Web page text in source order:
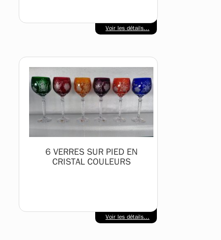
Voir les détails...
6 VERRES SUR PIED EN
CRISTAL COULEURS
Voir les détails...